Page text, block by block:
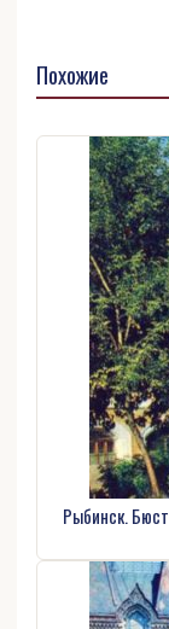
Похожие
Рыбинск.